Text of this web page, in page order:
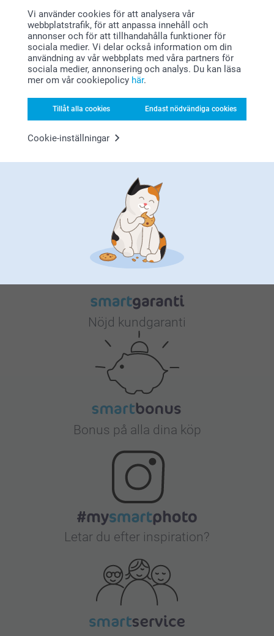
Vi använder cookies för att analysera vår
webbplatstrafik, för att anpassa innehåll och
annonser och för att tillhandahålla funktioner för
sociala medier. Vi delar också information om din
användning av vår webbplats med våra partners för
sociala medier, annonsering och analys. Du kan läsa
mer om vår cookiepolicy här.
Tillåt alla cookies Endast nödvändiga cookies
Cookie-inställningar
Varma hälsningar,
Miia på Smartphoto
4 varianter
Från 119,00
(266 omdömen)
149,00
(7 omdömen)
Bilder med Trähållare
129,00
Trätavla
smartphoto
Nöjd kundgaranti
Bonus på alla dina köp
Letar du efter inspiration?